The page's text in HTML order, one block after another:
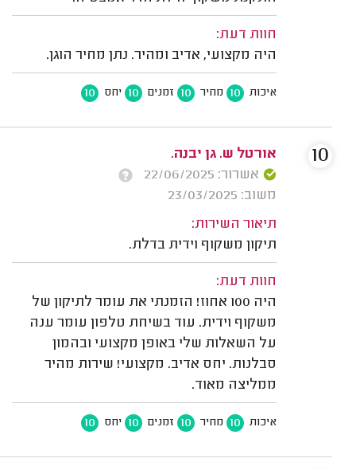
חוות דעת:
היה מקצועי, אדיב ומהיר. נתן מחיר הוגן.
איכות 10 מחיר 10 זמנים 10 יחס 10
אורטל ש. גן יבנה.
אשרור: 22/06/2025
משוב: 23/03/2025
תיאור השירות:
תיקון משקוף וידית בדלת.
חוות דעת:
היה 100 אחוז! הזמנתי את עומר לתיקון של
משקוף וידית. עוד בשיחת טלפון עומר ענה
על השאלות שלי באופן מקצועי ובהמון
סבלנות. יחס אדיב. מקצועי! שירות מהיר
ממליצה מאוד.
איכות 10 מחיר 10 זמנים 10 יחס 10
10